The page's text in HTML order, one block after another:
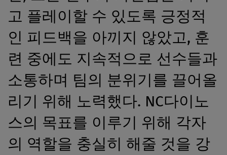
고 플레이할 수 있도록 긍정적
인 피드백을 아끼지 않았고, 훈
련 중에도 지속적으로 선수들과
소통하며 팀의 분위기를 끌어올
리기 위해 노력했다. NC다이노
스의 목표를 이루기 위해 각자
의 역할을 충실히 해줄 것을 강